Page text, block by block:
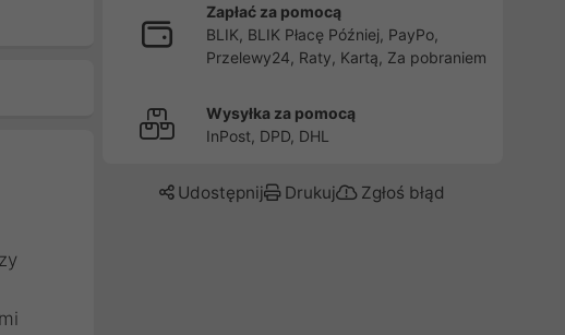
Zapłać za pomocą
BLIK, BLIK Płacę Później, PayPo,
Przelewy24, Raty, Kartą, Za pobraniem
Wysyłka za pomocą
InPost, DPD, DHL
Udostępnij Drukuj Zgłoś błąd